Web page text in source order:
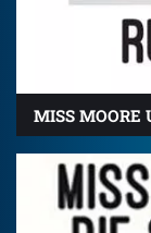
MISS MOORE